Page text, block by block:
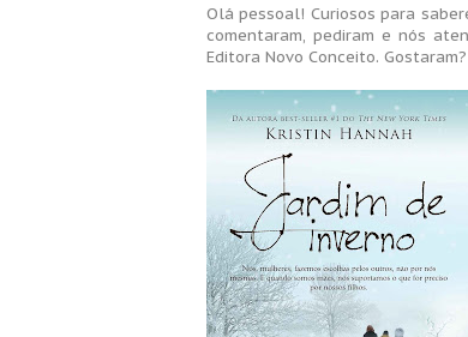
Olá pessoal! Curiosos para
comentaram, pediram e nós
Editora Novo Conceito. Gostaram?